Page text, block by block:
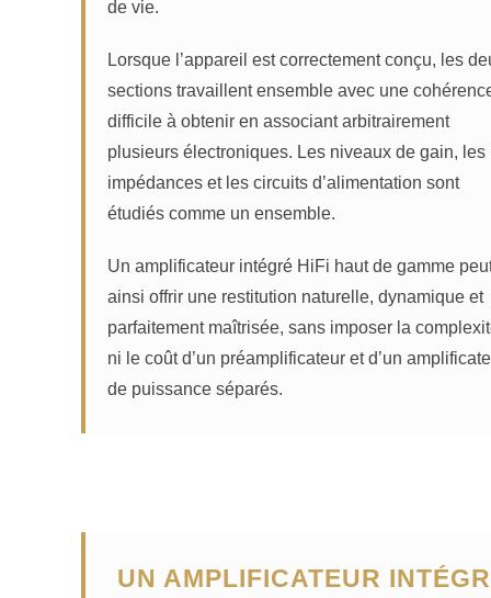
de vie.
Lorsque l’appareil est correctement conçu, les
sections travaillent ensemble avec une
difficile à obtenir en associant arbitrairement
plusieurs électroniques. Les niveaux de gain, les
impédances et les circuits d’alimentation sont
étudiés comme un ensemble.
Un amplificateur intégré HiFi haut de gamme
ainsi offrir une restitution naturelle, dynamique et
parfaitement maîtrisée, sans imposer la
ni le coût d’un préamplificateur et d’un
de puissance séparés.
UN AMPLIFICATEUR